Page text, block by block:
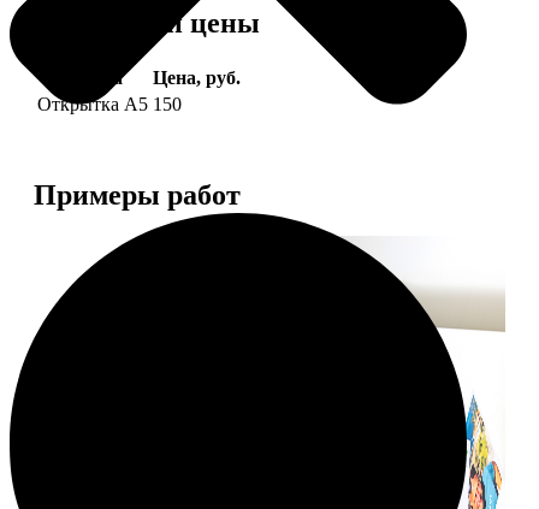
Форматы и цены
Услуга
Цена, руб.
Открытка А5 150
Примеры работ